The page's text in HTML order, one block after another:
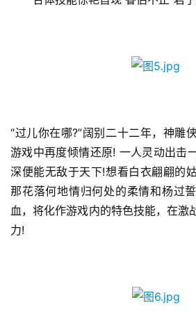
0
2
5
第
十
三
届
“过儿你在哪?”阔别二十二年，神雕
游戏中再度倾情还原! 一人灵动出击
深便能无敌于天下!想看白衣翩翩的
那花落何地情归何处的柔情和杨过
血，将化作游戏内的特色技能，在激
力!